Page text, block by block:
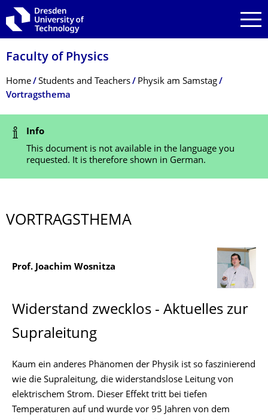
Skip to main navigation
Skip to search
Skip to content
Faculty of Physics
Breadcrumb Menu
Home Students and Teachers
Physik am Samstag
Vortragsthema
Status Message
Info
This document is not available in the language you
requested. It is therefore shown in German.
VORTRAGSTHEMA
Prof. Joachim Wosnitza
Widerstand zwecklos - Aktuelles zur
Supraleitung
Kaum ein anderes Phänomen der Physik ist so faszinierend
wie die Supraleitung, die widerstandslose Leitung von
elektrischem Strom. Dieser Effekt tritt bei tiefen
Temperaturen auf und wurde vor 95 Jahren von dem